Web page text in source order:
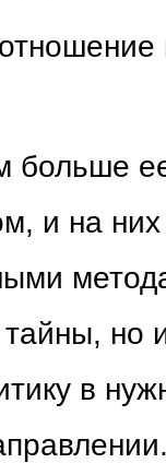
больше
и на
тайны,
в